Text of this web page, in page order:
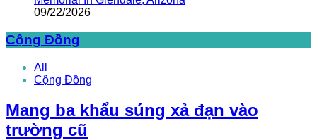
09/22/2026
Cộng Đồng
All
Cộng Đồng
Mang ba khẩu súng xả đạn vào
trường cũ